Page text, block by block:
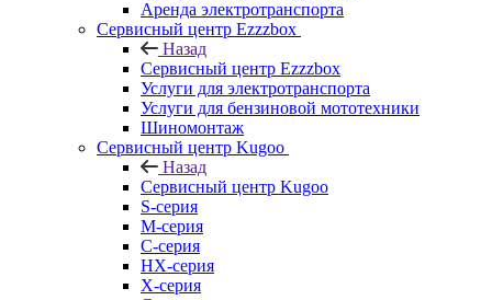
Аренда электротранспорта
Сервисный центр Ezzzbox
Назад
Сервисный центр Ezzzbox
Услуги для электротранспорта
Услуги для бензиновой мототехники
Шиномонтаж
Сервисный центр Kugoo
Назад
Сервисный центр Kugoo
S-cерия
M-серия
С-серия
HX-серия
X-серия